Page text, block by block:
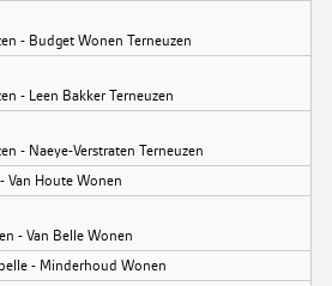
- Budget Wonen Terneuzen
- Leen Bakker Terneuzen
- Naeye-Verstraten Terneuzen
Van Houte Wonen
- Van Belle Wonen
- Minderhoud Wonen